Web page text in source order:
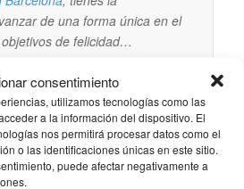
consentimiento
utilizamos tecnologías como las
a la información del dispositivo. El
nos permitirá procesar datos como el
o las identificaciones únicas en este sitio.
puede afectar negativamente a
de una forma única en el
de felicidad…
Pincha AQUI